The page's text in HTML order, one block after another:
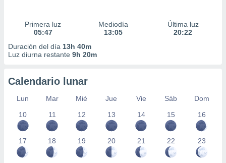
Primera luz
05:47
Mediodía
13:05
Última luz
20:22
Duración del día 13h 40m
Luz diurna restante 9h 20m
Calendario lunar
Lun Mar Mié Jue Vie Sáb
Dom
10
11 12 13 14 15 16
17 18 19 20 21 22 23